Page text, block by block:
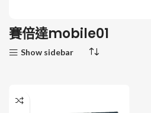
賽倍達mobile01
Show sidebar